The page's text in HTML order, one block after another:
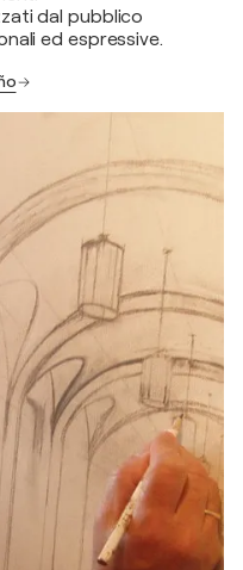
dal pubblico
ed espressive.